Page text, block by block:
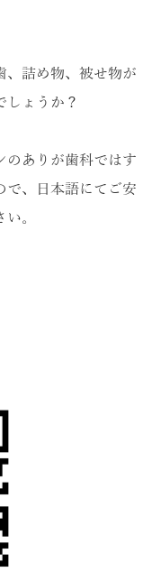
、詰め物、被せ物が
しょうか？
のありが歯科ではす
で、日本語にてご安
。